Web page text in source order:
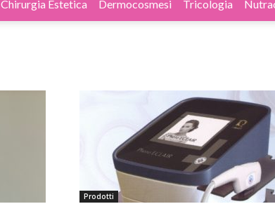
Chirurgia Estetica Dermocosmesi Tricologia
Prodotti